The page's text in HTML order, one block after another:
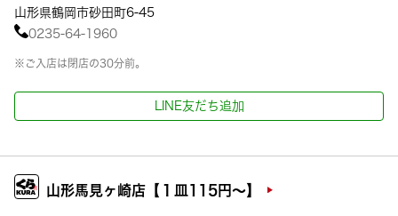
山形県鶴岡市砂田町6-45
0235-64-1960
※ご入店は閉店の30分前。
LINE友だち追加
山形馬見ヶ崎店【１皿115円～】